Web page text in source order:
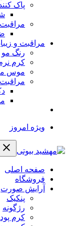
پاک
مراقبت و
رنگ مو
کرم
موس
ویژه امروز
صفحه اصلی
فروشگاه
آرایش صورت
پنکیک
رژگونه
کرم